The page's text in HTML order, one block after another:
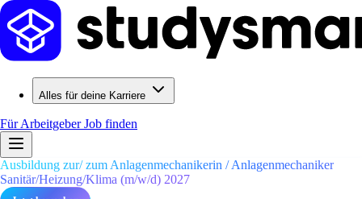
Alles für deine Karriere
Für ArbeitgeberJob finden
Ausbildung zur/ zum Anlagenmechanikerin / Anlagenmechaniker
Sanitär/Heizung/Klima (m/w/d) 2027